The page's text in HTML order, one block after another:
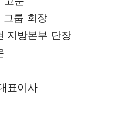
그룹 회장
지방본부 단장
표이사